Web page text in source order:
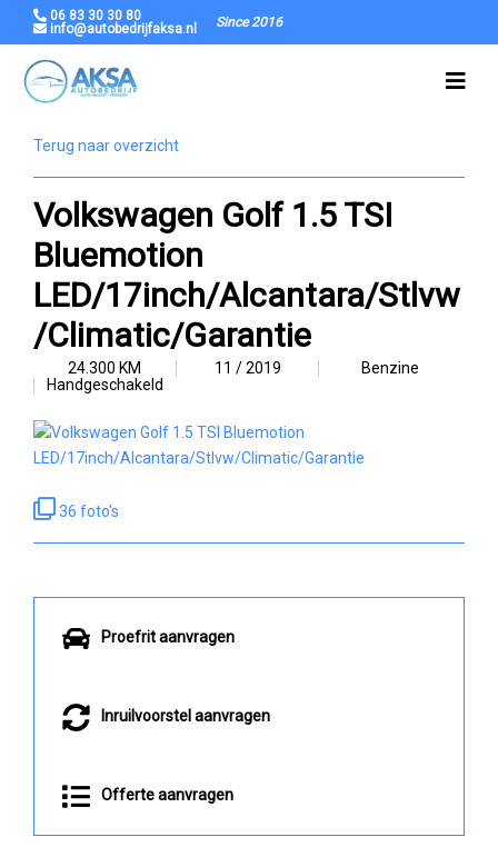
06 83 30 30 80
info@autobedrijfaksa.nl
Since 2016
Terug naar overzicht
Volkswagen Golf 1.5 TSI
Bluemotion
LED/17inch/Alcantara/Stlvw
/Climatic/Garantie
24.300 KM 11 / 2019
Benzine
Handgeschakeld
36 foto's
Proefrit aanvragen
Inruilvoorstel aanvragen
Offerte aanvragen